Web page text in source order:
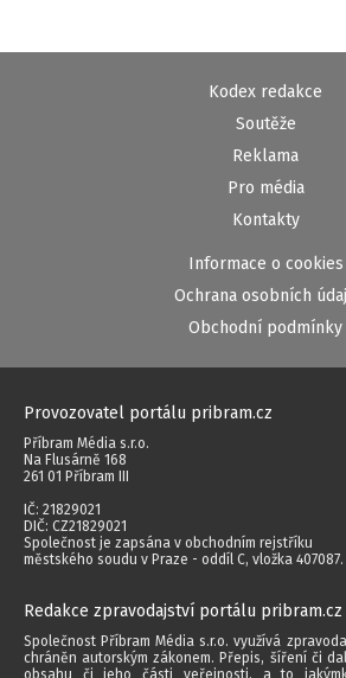
Kodex redakce
Soutěže
Reklama
Pro média
Kontakty
Informace o cookies
Ochrana osobních
Obchodní podmínky
Provozovatel portálu pribram.cz
Příbram Média s.r.o.
Na Flusárně 168
261 01 Příbram III
IČ: 21829021
DIČ: CZ21829021
Společnost je zapsána v obchodním rejstříku
městského soudu v Praze - oddíl C, vložka 407087.
Redakce zpravodajství portálu pribram.cz
Společnost Příbram Média s.r.o. využívá
chráněn autorským zákonem. Přepis, šíření či